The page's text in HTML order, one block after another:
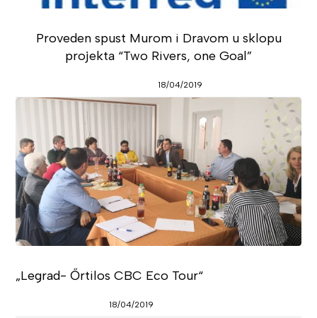
Proveden spust Murom i Dravom u sklopu
projekta “Two Rivers, one Goal”
18/04/2019
„Legrad- Őrtilos CBC Eco Tour“
18/04/2019